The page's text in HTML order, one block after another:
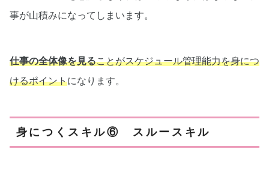
事が山積みになってしまいます。
仕事の全体像を見ることがスケジュール管理能力を身につ
けるポイントになります。
身につくスキル⑥ スルースキル